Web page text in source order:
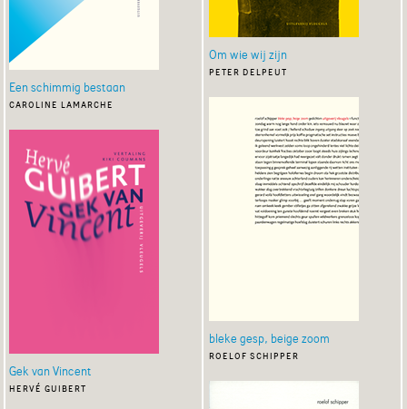
Een schimmig bestaan
caroline lamarche
Gek van Vincent
hervé guibert
Om wie wij zijn
peter delpeut
bleke gesp, beige zoom
roelof schipper